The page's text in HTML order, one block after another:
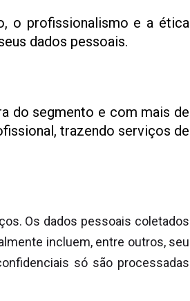
o profissionalismo e a ética
dados pessoais.
do segmento e com mais de
trazendo serviços de
Os dados pessoais coletados
incluem, entre outros, seu
só são processadas